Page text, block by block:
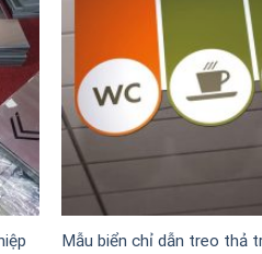
Mẫu biển chỉ dẫn treo thả